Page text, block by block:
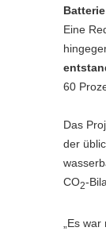
Eine
60
Das
der
CO2-
„Es